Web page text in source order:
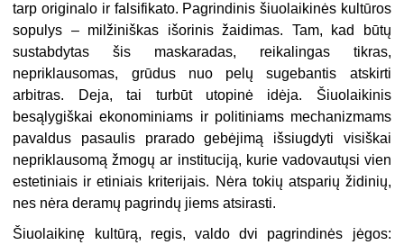
tarp originalo ir falsifikato. Pagrindinis šiuolaikinės kultūros
sopulys – milžiniškas išorinis žaidimas. Tam, kad būtų
sustabdytas šis maskaradas, reikalingas tikras,
nepriklausomas, grūdus nuo pelų sugebantis atskirti
arbitras. Deja, tai turbūt utopinė idėja. Šiuolaikinis
besąlygiškai ekonominiams ir politiniams mechanizmams
pavaldus pasaulis prarado gebėjimą išsiugdyti visiškai
nepriklausomą žmogų ar instituciją, kurie vadovautųsi vien
estetiniais ir etiniais kriterijais. Nėra tokių atsparių židinių,
nes nėra deramų pagrindų jiems atsirasti.
Šiuolaikinę kultūrą, regis, valdo dvi pagrindinės jėgos: